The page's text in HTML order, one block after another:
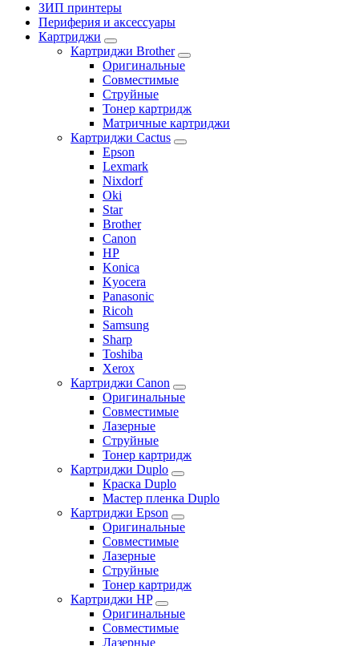
ЗИП принтеры
Периферия и аксессуары
Картриджи
Картриджи Brother
Оригинальные
Совместимые
Струйные
Тонер картридж
Матричные картриджи
Картриджи Cactus
Epson
Lexmark
Nixdorf
Oki
Star
Brother
Canon
HP
Konica
Kyocera
Panasonic
Ricoh
Samsung
Sharp
Toshiba
Xerox
Картриджи Canon
Оригинальные
Совместимые
Лазерные
Струйные
Тонер картридж
Картриджи Duplo
Краска Duplo
Мастер пленка Duplo
Картриджи Epson
Оригинальные
Совместимые
Лазерные
Струйные
Тонер картридж
Картриджи HP
Оригинальные
Совместимые
Лазерные